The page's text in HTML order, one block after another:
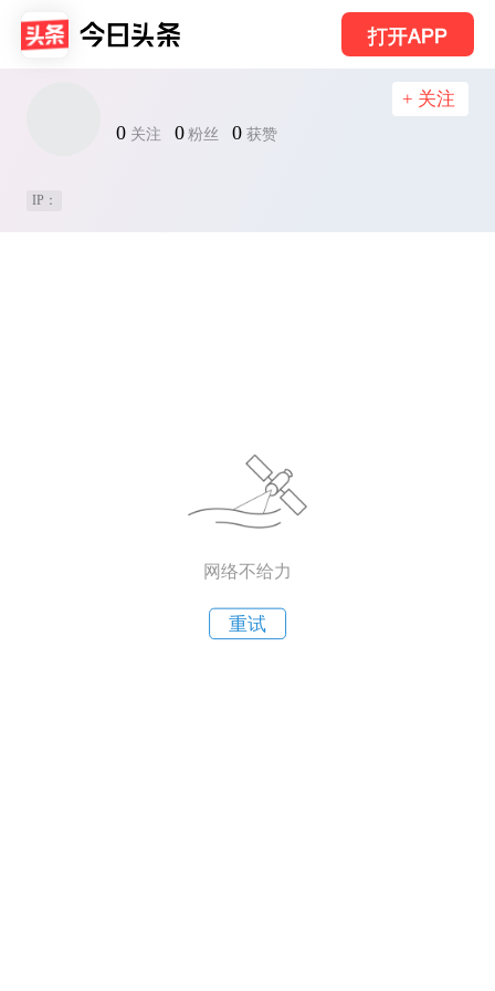
打开APP
0 关注 0 粉丝 0 获赞
+ 关注
IP：
网络不给力
重试